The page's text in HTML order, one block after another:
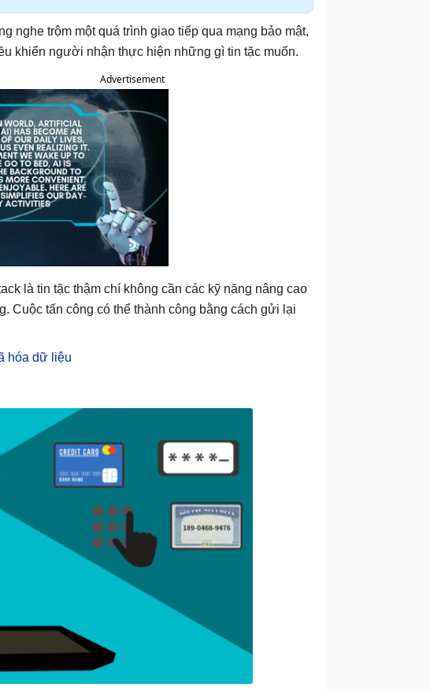
nghe trộm một quá trình giao tiếp qua mạng bảo mật,
khiển người nhận thực hiện những gì tin tặc muốn.
Advertisement
là tin tặc thậm chí không cần các kỹ năng nâng cao
Cuộc tấn công có thể thành công bằng cách gửi lại
hóa dữ liệu